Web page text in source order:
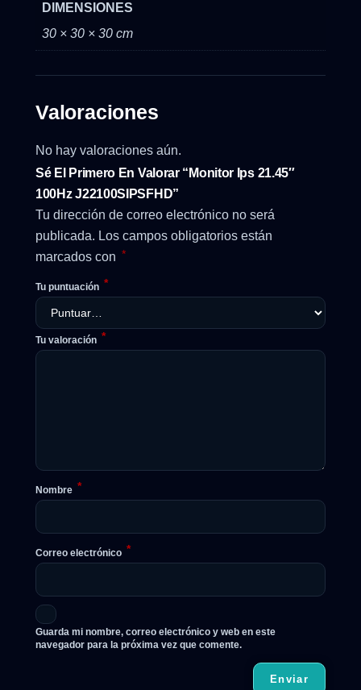
DIMENSIONES
30 × 30 × 30 cm
Valoraciones
No hay valoraciones aún.
Sé El Primero En Valorar “Monitor Ips 21.45″
100Hz J22100SIPSFHD”
Tu dirección de correo electrónico no será
publicada. Los campos obligatorios están
marcados con *
Tu puntuación *
Tu valoración *
Nombre *
Correo electrónico *
Guarda mi nombre, correo electrónico y web en este
navegador para la próxima vez que comente.